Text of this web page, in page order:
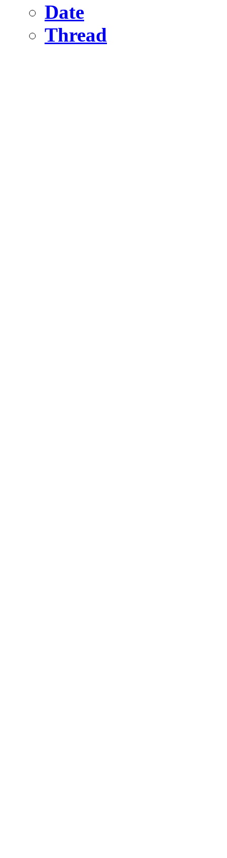
Date
Thread